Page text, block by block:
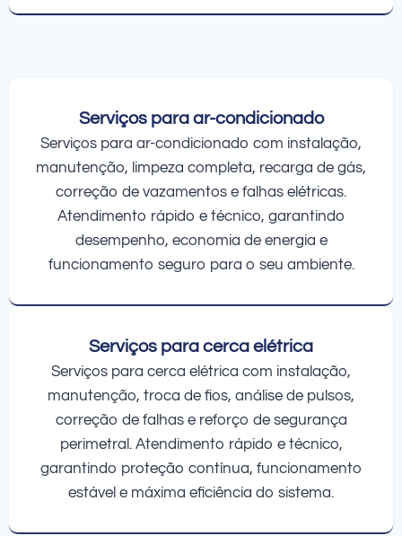
Serviços para ar-condicionado
Serviços para ar-condicionado com instalação,
manutenção, limpeza completa, recarga de gás,
correção de vazamentos e falhas elétricas.
Atendimento rápido e técnico, garantindo
desempenho, economia de energia e
funcionamento seguro para o seu ambiente.
Serviços para cerca elétrica
Serviços para cerca elétrica com instalação,
manutenção, troca de fios, análise de pulsos,
correção de falhas e reforço de segurança
perimetral. Atendimento rápido e técnico,
garantindo proteção contínua, funcionamento
estável e máxima eficiência do sistema.